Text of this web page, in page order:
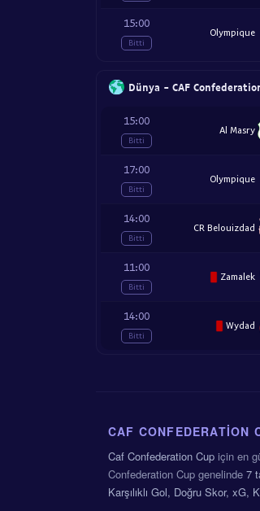
15:00
Bitti
Olympique
Dünya - CAF
15:00
Bitti
Al Masry
17:00
Bitti
Olympique
14:00
Bitti
CR Belouizdad
11:00
Bitti
Zamalek
14:00
Bitti
Wydad
CAF CONFEDERATION
Caf Confederation Cup için en
Confederation Cup genelinde 7
Karşılıklı Gol, Doğru Skor, xG,